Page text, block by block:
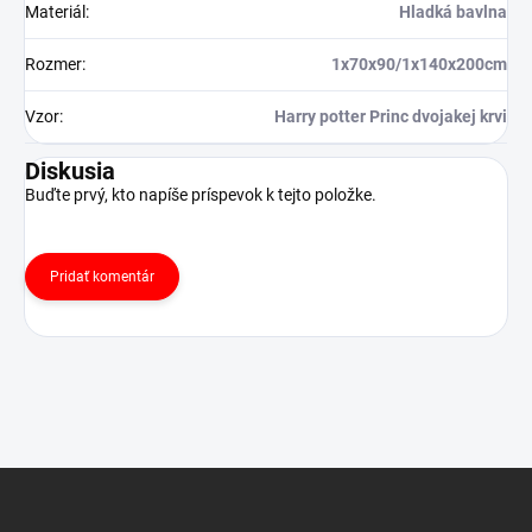
Materiál : Hladká bavlna
Rozmer: 1x70x90/1x140x200cm
Vzor: Harry potter Princ dvojakej krvi
Diskusia
Buďte prvý, kto napíše príspevok k tejto položke.
Pridať komentár